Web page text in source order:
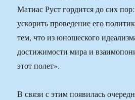
Матиас Руст гордится до сих
ускорить проведение его
тем, что из юношеского
достижимости мира и
этот полет».
В связи с этим появилась